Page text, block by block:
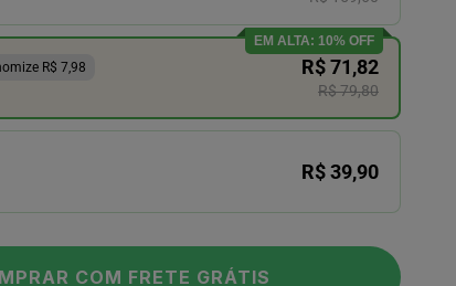
EM ALTA: 10% OFF
R$ 7,98 R$ 71,82
R$ 79,80
R$ 39,90
COM FRETE GRÁTIS